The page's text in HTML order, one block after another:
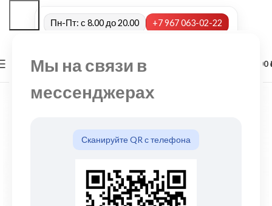
Мы на связи в
мессенджерах
Сканируйте QR с телефона
Пн-Пт: с 8.00 до 20.00 +7 967 063-02-22
МЕНЮ 0,00